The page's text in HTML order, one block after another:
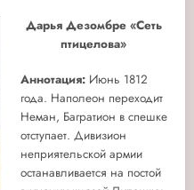
Дарья Дезомбре «Сеть
птицелова»
Аннотация: Июнь 1812
года. Наполеон переходит
Неман, Багратион в спешке
отступает. Дивизион
неприятельской армии
останавливается на постой